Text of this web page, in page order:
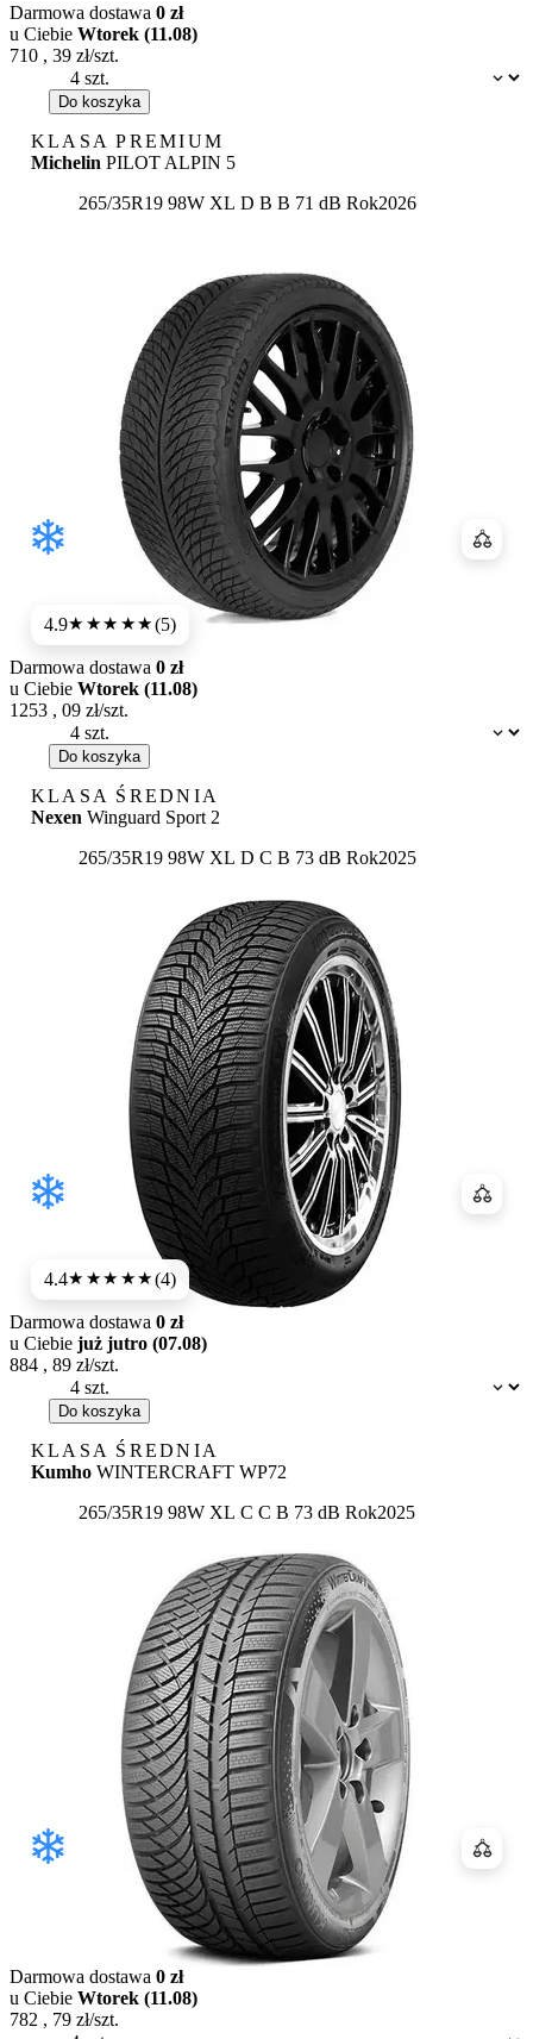
Dostępność:
Darmowa dostawa 0 zł
u Ciebie Wtorek (11.08)
710 , 39 zł/szt.
Do koszyka
KLASA PREMIUM
Michelin PILOT ALPIN 5
265/35R19 98W XL Etykieta:
D B B 71 dB Rok2026
4.9★★★★★(5)
Dostępność:
Darmowa dostawa 0 zł
u Ciebie Wtorek (11.08)
1253 , 09 zł/szt.
Do koszyka
KLASA ŚREDNIA
Nexen Winguard Sport 2
265/35R19 98W XL Etykieta:
D C B 73 dB Rok2025
4.4★★★★★(4)
Dostępność:
Darmowa dostawa 0 zł
u Ciebie już jutro (07.08)
884 , 89 zł/szt.
Do koszyka
KLASA ŚREDNIA
Kumho WINTERCRAFT WP72
265/35R19 98W XL Etykieta:
C C B 73 dB Rok2025
Darmowa dostawa 0 zł
u Ciebie Wtorek (11.08)
782 , 79 zł/szt.